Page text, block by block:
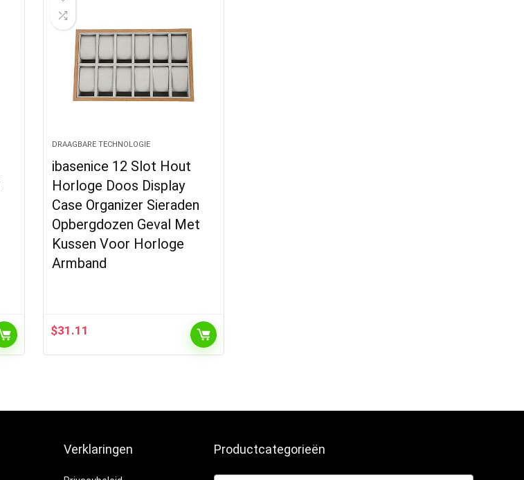
DRAAGBARE TECHNOLOGIE
ibasenice 12 Slot Hout
Horloge Doos Display
Case Organizer Sieraden
Opbergdozen Geval Met
Kussen Voor Horloge
Armband
$31.11
Verklaringen Productcategorieën